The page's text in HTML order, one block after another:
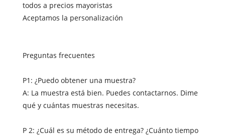
todos a precios mayoristas
Aceptamos la personalización
Preguntas frecuentes
P1: ¿Puedo obtener una muestra?
A: La muestra está bien. Puedes contactarnos. Dime
qué y cuántas muestras necesitas.
P 2: ¿Cuál es su método de entrega? ¿Cuánto tiempo